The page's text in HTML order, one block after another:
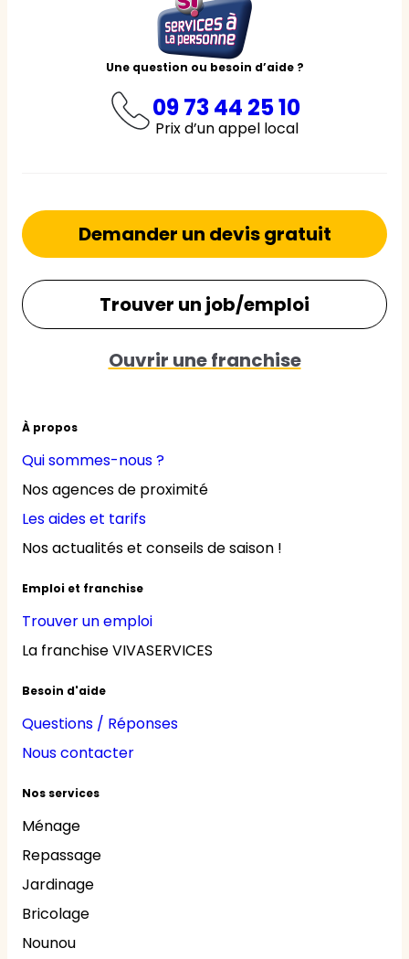
Une question ou besoin d’aide ?
09 73 44 25 10
Prix d’un appel local
À propos
Qui sommes-nous ?
Nos agences de proximité
Les aides et tarifs
Nos actualités et conseils de saison !
Emploi et franchise
Trouver un emploi
La franchise VIVASERVICES
Besoin d'aide
Questions / Réponses
Nous contacter
Nos services
Ménage
Repassage
Jardinage
Bricolage
Nounou
Demander un devis gratuit
Trouver un job/emploi
Ouvrir une franchise